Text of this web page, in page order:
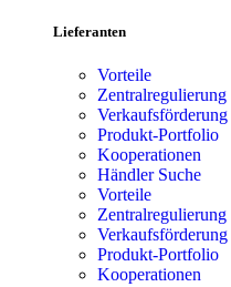
Lieferanten
Vorteile
Zentralregulierung
Verkaufsförderung
Produkt-Portfolio
Kooperationen
Händler Suche
Vorteile
Zentralregulierung
Verkaufsförderung
Produkt-Portfolio
Kooperationen